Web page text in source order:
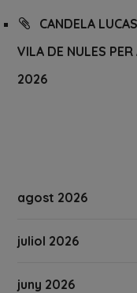
CANDELA
VILA DE NULES
2026
agost 2026
juliol 2026
juny 2026